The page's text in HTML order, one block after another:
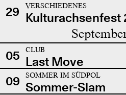
29 VERSCHIEDENES
Kulturachsenfest
05 CLUB
Last Move
09
SOMMER IM SÜDPOL
Sommer-Slam